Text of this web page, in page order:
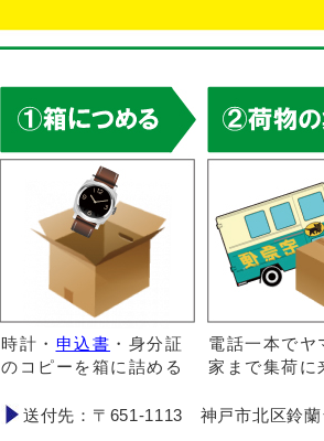
時計・ 申込書 ・身分証
のコピーを箱に詰める
電話一本でヤ
家まで集荷に
送付先：〒651-1113 神戸市北区鈴